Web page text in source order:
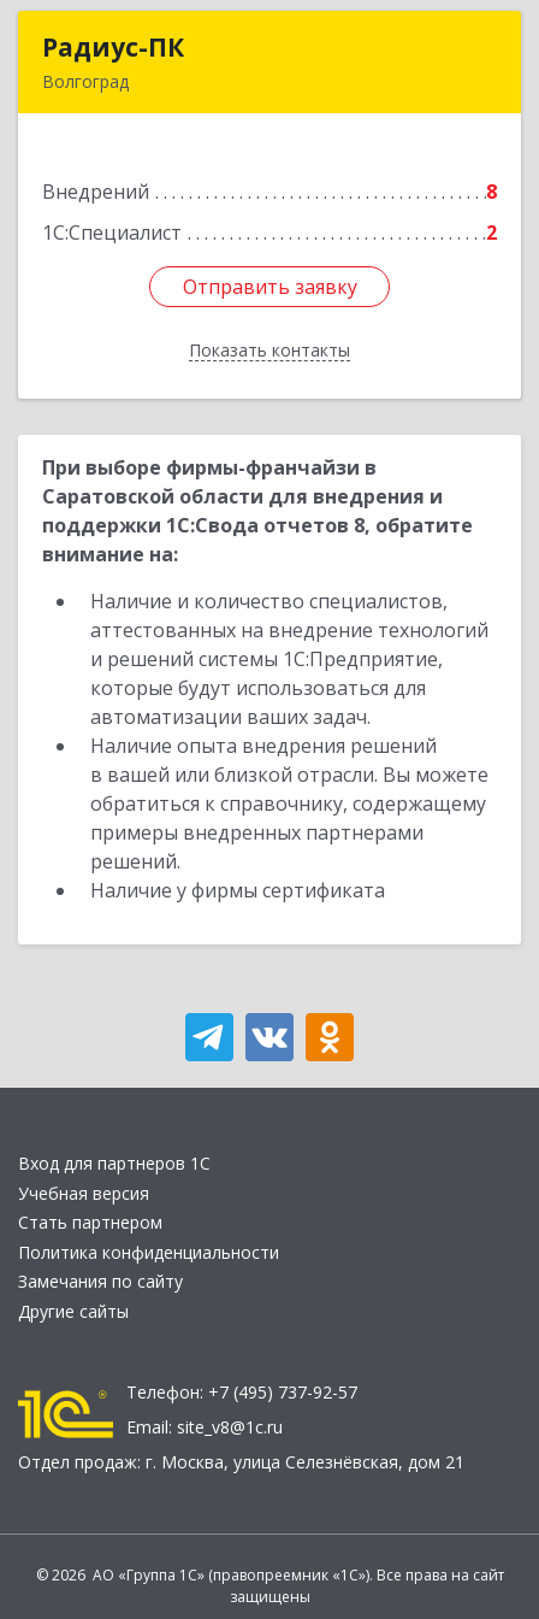
Радиус-ПК
Волгоград
Внедрений
8
1С:Специалист
2
Отправить заявку
Показать контакты
Подробнее
Отправить заявку
Назад
При выборе фирмы-франчайзи в
Саратовской области для внедрения и
поддержки 1С:Свода отчетов 8, обратите
внимание на:
Наличие и количество специалистов,
аттестованных на внедрение технологий
и решений системы 1С:Предприятие,
которые будут использоваться для
автоматизации ваших задач.
Наличие опыта внедрения решений
в вашей или близкой отрасли. Вы можете
обратиться к справочнику, содержащему
примеры внедренных партнерами
решений.
Наличие у фирмы сертификата
Вход для партнеров 1С
Учебная версия
Стать партнером
Политика конфиденциальности
Замечания по сайту
Другие сайты
Телефон: +7 (495) 737-92-57
Email: site_v8@1c.ru
Отдел продаж: г. Москва, улица Селезнёвская, дом 21
© 2026 АО «Группа 1С» (правопреемник «1С»). Все права на сайт
защищены